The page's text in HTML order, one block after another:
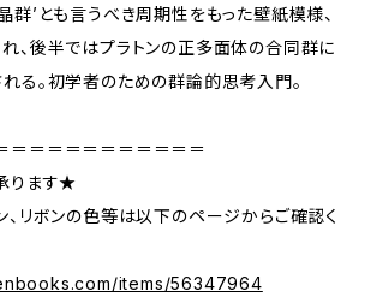
群’とも言うべき周期性をもった壁紙模様、
、後半ではプラトンの正多面体の合同群に
る。初学者のための群論的思考入門。
＝＝＝＝＝＝＝＝＝＝＝
ります★
、リボンの色等は以下のページからご確認く
items/56347964